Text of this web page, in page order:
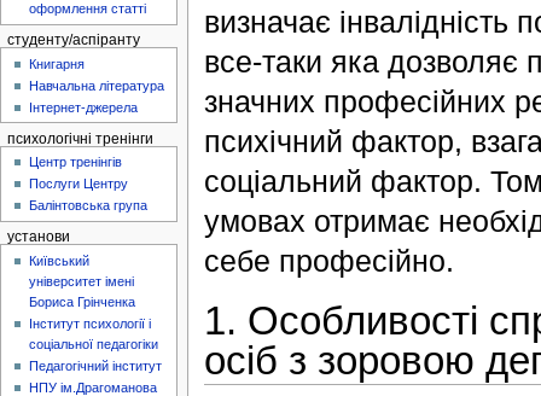
визначає інвалідність
все-таки яка дозволяє
значних професійних
психічний фактор,
соціальний фактор.
умовах отримає
себе професійно.
1. Особливості
осіб з зоровою
оформлення статті
студенту/аспіранту
Книгарня
Навчальна література
Інтернет-джерела
психологічні тренінги
Центр тренінгів
Послуги Центру
Балінтовська група
установи
Київський
університет імені
Бориса Грінченка
Інститут психології і
соціальної педагогіки
Педагогічний інститут
НПУ ім.Драгоманова